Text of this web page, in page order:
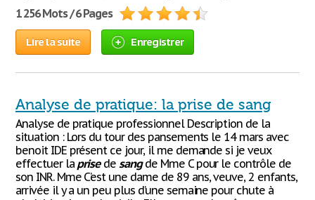
1 256 Mots / 6 Pages
Lire la suite Enregistrer
Analyse de pratique: la prise de sang
Analyse de pratique professionnel Description de la
situation : Lors du tour des pansements le 14 mars avec
benoit IDE présent ce jour, il me demande si je veux
effectuer la prisedesangde Mme C pour le contrôle de
son INR. Mme C’est une dame de 89 ans, veuve, 2 enfants,
arrivée il y a un peu plus d’une semaine pour chute à